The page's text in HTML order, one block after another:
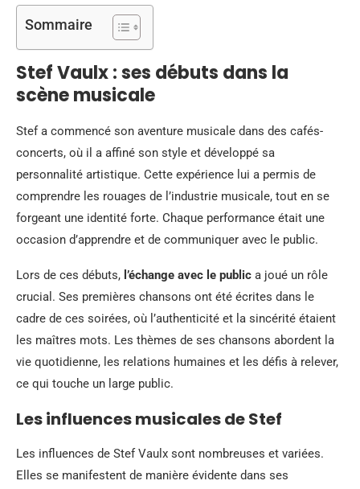
Sommaire
Stef Vaulx : ses débuts dans la
scène musicale
Stef a commencé son aventure musicale dans des cafés-
concerts, où il a affiné son style et développé sa
personnalité artistique. Cette expérience lui a permis de
comprendre les rouages de l’industrie musicale, tout en se
forgeant une identité forte. Chaque performance était une
occasion d’apprendre et de communiquer avec le public.
Lors de ces débuts, l’échange avec le public a joué un rôle
crucial. Ses premières chansons ont été écrites dans le
cadre de ces soirées, où l’authenticité et la sincérité étaient
les maîtres mots. Les thèmes de ses chansons abordent la
vie quotidienne, les relations humaines et les défis à relever,
ce qui touche un large public.
Les influences musicales de Stef
Les influences de Stef Vaulx sont nombreuses et variées.
Elles se manifestent de manière évidente dans ses